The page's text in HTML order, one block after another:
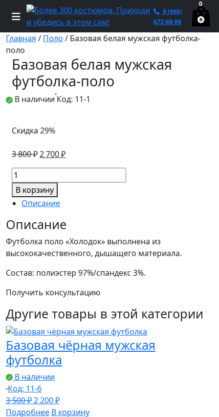
8 (996)
672-88-88
0
Главная / Поло / Базовая белая мужская футболка-
поло
Базовая белая мужская
футболка-поло
В наличии Код: 11-1
Скидка 29%
3 800₽ Первоначальная
цена
3
800 ₽.
2 700₽Текущая
цена:
Количество
товара
Базовая
белая
мужская
футболка-
поло
В корзину
Описание
Описание
Футболка поло «Холодок» выполнена из
высококачественного, дышащего материала.
Состав: полиэстер 97%/спандекс 3%.
Получить консультацию
Другие товары в этой категории
Базовая чёрная мужская
футболка
В наличии
Код: 11-6
3 500₽ Первоначальная
цена
2 200₽Текущая
цена:
Подробнее В корзину